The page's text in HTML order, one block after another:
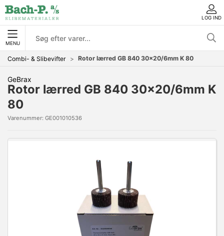
LOG IND
MENU
Combi- & Slibevifter Rotor lærred GB 840 30x20/6mm K 80
GeBrax
Rotor lærred GB 840 30x20/6mm K
80
Varenummer: GE001010536